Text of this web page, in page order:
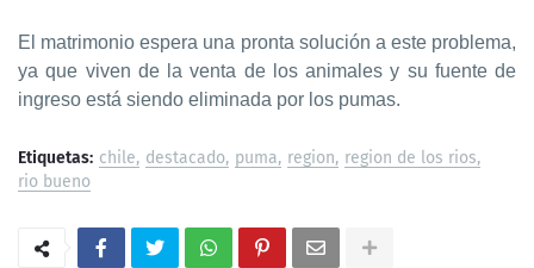
El matrimonio espera una pronta solución a este problema,
ya que viven de la venta de los animales y su fuente de
ingreso está siendo eliminada por los pumas.
Etiquetas: chile destacado puma region region de los rios
rio bueno